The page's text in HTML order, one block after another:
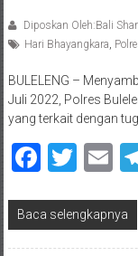
Diposkan Oleh:Bali
Hari Bhayangkara,
BULELENG –
Juli 2022, Polres
yang terkait dengan
Baca selengkapnya